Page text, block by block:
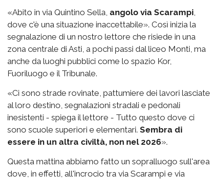
«Abito in via Quintino Sella, angolo via Scarampi
dove c'è una situazione inaccettabile». Così inizia la
segnalazione di un nostro lettore che risiede in una
zona centrale di Asti, a pochi passi dal liceo Monti, ma
anche da luoghi pubblici come lo spazio Kor,
Fuoriluogo e il Tribunale.
«Ci sono strade rovinate, pattumiere dei lavori lasciate
al loro destino, segnalazioni stradali e pedonali
inesistenti - spiega il lettore - Tutto questo dove ci
sono scuole superiori e elementari. Sembra di
essere in un altra civiltà, non nel 2026».
Questa mattina abbiamo fatto un sopralluogo sull'area
dove, in effetti, all'incrocio tra via Scarampi e via